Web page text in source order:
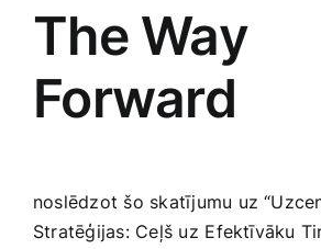
The Way
Forward
noslēdzot šo skatījumu uz
Stratēģijas: Ceļš uz ⁣Efektīvāku